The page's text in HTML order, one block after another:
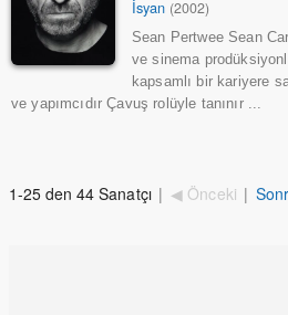
İsyan (2002)
Sean Pertwee Sean
ve sinema
kapsamlı bir kariyere
ve yapımcıdır Çavuş rolüyle tanınır ...
1-25 den 44 Sanatçı | ◀ Önceki |